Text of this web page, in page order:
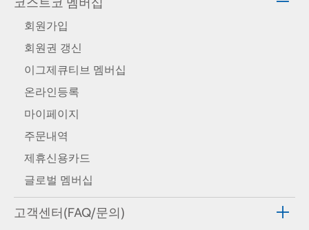
회원가입
회원권 갱신
이그제큐티브 멤버십
온라인등록
마이페이지
주문내역
제휴신용카드
글로벌 멤버십
고객센터(FAQ/문의)